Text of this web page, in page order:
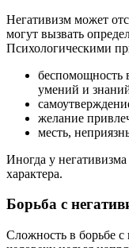
Негативизм может
могут вызвать
Психологическими
беспомощность
умений и
желание
месть,
Иногда у
характера.
Борьба с
Сложность в борьбе с